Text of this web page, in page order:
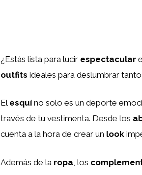
¿Estás lista para lucir espectacular
outfits ideales para deslumbrar
El esquíno solo es un deporte
través de tu vestimenta. Desde los
cuenta a la hora de crear un look
Además de la ropa , los